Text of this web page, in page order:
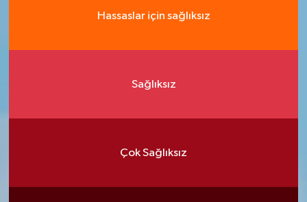
Hassaslar için sağlıksız
Sağlıksız
Çok Sağlıksız